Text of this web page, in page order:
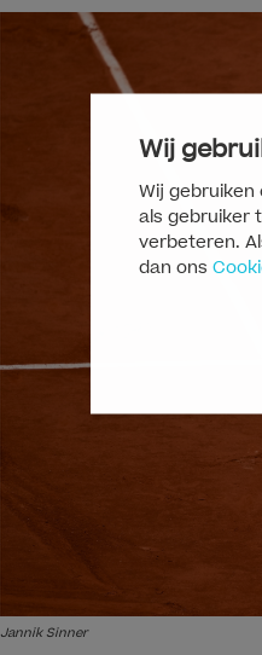
Wij
Wij
als gebruiker
verbeteren.
dan ons
Jannik Sinner